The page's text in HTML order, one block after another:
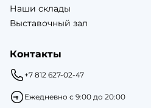
Наши склады
Выставочный зал
Контакты
+7 812 627-02-47
Ежедневно с 9:00 до 20:00